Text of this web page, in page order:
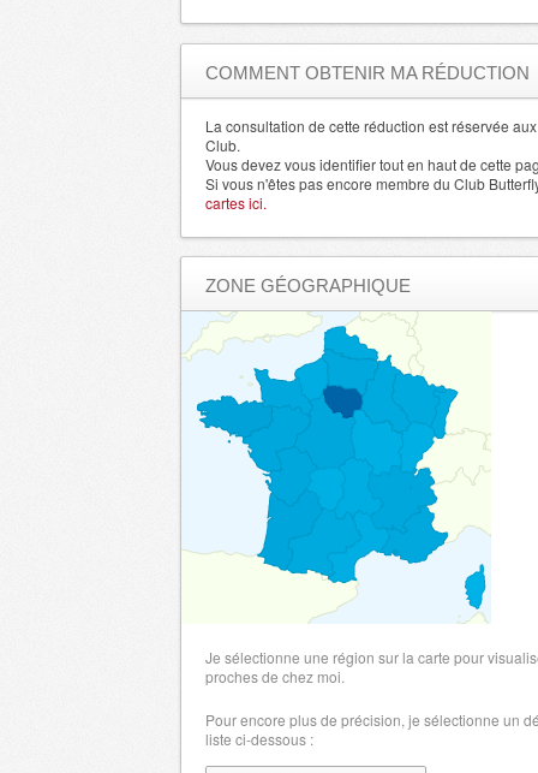
COMMENT OBTENIR MA RÉDUCTION
La consultation de cette réduction est réservée
Club.
Vous devez vous identifier tout en haut de cette
Si vous n'êtes pas encore membre du Club
cartes ici.
ZONE GÉOGRAPHIQUE
Je sélectionne une région sur la carte pour
proches de chez moi.
Pour encore plus de précision, je sélectionne un
liste ci-dessous :